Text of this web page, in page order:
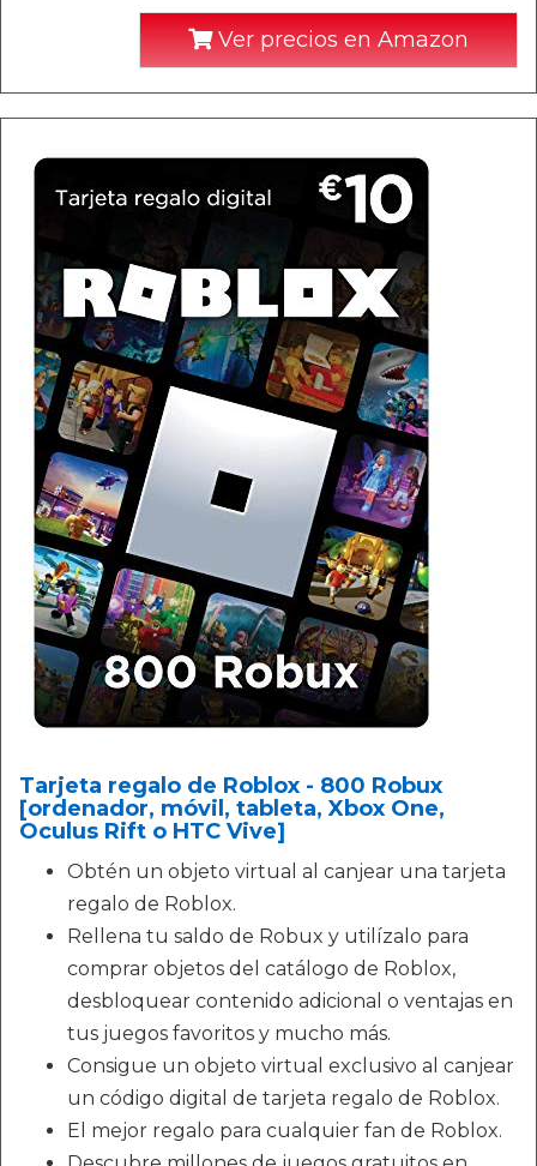
Ver precios en Amazon
Tarjeta regalo de Roblox - 800 Robux
[ordenador, móvil, tableta, Xbox One,
Oculus Rift o HTC Vive]
Obtén un objeto virtual al canjear una tarjeta
regalo de Roblox.
Rellena tu saldo de Robux y utilízalo para
comprar objetos del catálogo de Roblox,
desbloquear contenido adicional o ventajas en
tus juegos favoritos y mucho más.
Consigue un objeto virtual exclusivo al canjear
un código digital de tarjeta regalo de Roblox.
El mejor regalo para cualquier fan de Roblox.